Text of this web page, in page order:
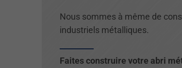
Nous sommes à même de
industriels métalliques.
Faites construire votre abri